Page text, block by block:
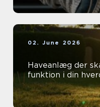
02. June 2026
Haveanlæg der
funktion i din